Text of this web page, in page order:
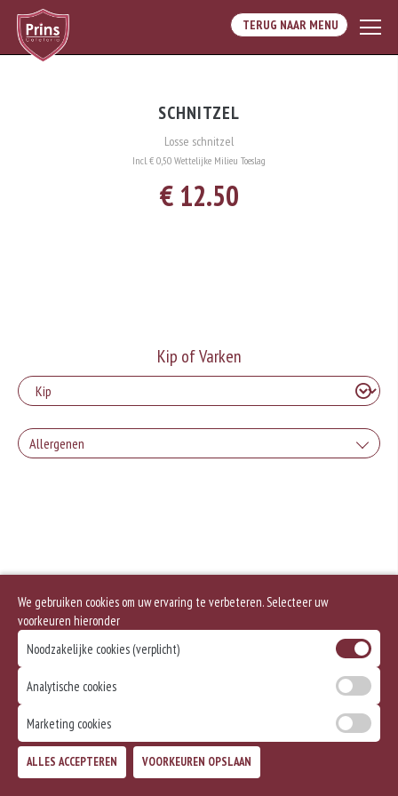
TERUG NAAR MENU
SCHNITZEL
Losse schnitzel
Incl. € 0,50 Wettelijke Milieu Toeslag
€ 12.50
Kip of Varken
Allergenen
We gebruiken cookies om uw ervaring te verbeteren. Selecteer uw
voorkeuren hieronder
Noodzakelijke cookies (verplicht)
Analytische cookies
Marketing cookies
ALLES ACCEPTEREN VOORKEUREN OPSLAAN